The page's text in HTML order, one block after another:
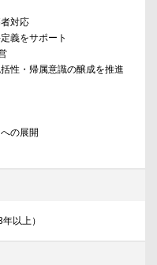
対応
義をサポート
性・帰属意識の醸成を推進
の展開
以上）